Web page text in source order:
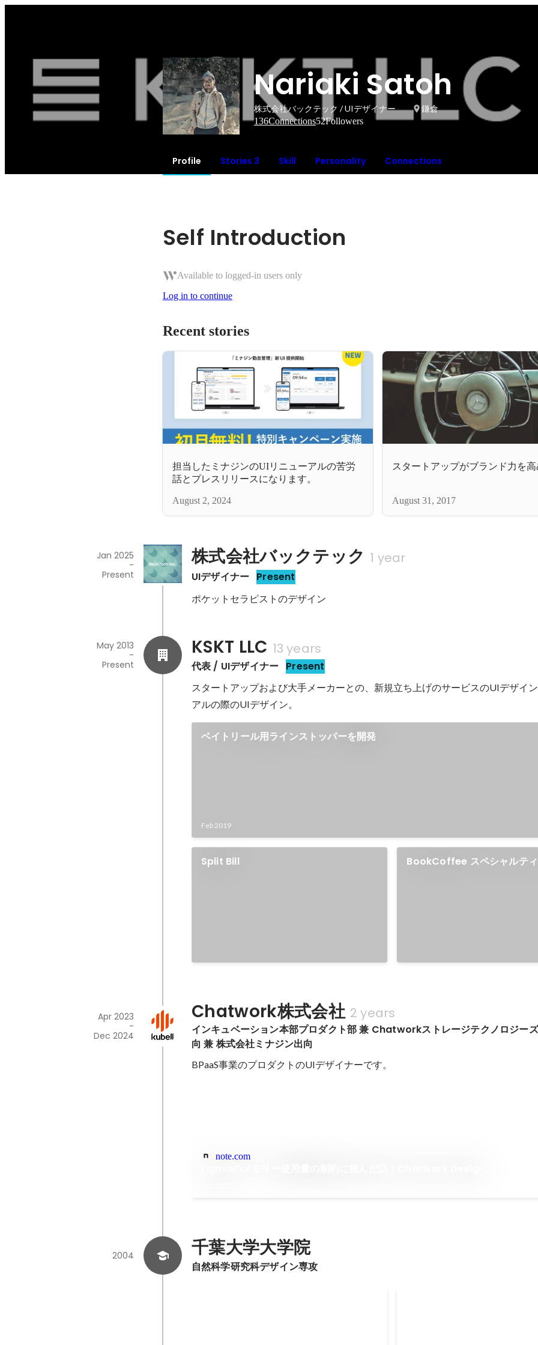
Nariaki Satoh
株式会社バックテック / UIデザイナー
鎌倉
136Connections52Followers
Profile Stories 3 Skill Personality Connections
Self Introduction
Available to logged-in users only
Log in to continue
Recent stories
担当したミナジンのUIリニューアルの苦労
話とプレスリリースになります。
August 2, 2024
スタートアップがブランド力を
August 31, 2017
株式会社バックテック 1 year
UIデザイナー Present
Jan 2025
-
Present
ポケットセラピストのデザイン
KSKT LLC 13 years
代表 / UIデザイナー Present
May 2013
-
Present
スタートアップおよび大手メーカーとの、新規立ち上げのサービスのUIデザイ
アルの際のUIデザイン。
ベイトリール用ラインストッパーを開発
Feb 2019
Split Bill
BookCoffee スペシャルテ
Chatwork株式会社 2 years
インキュベーション本部プロダクト部 兼 Chatworkストレージテクノロジー
向 兼 株式会社ミナジン出向
Apr 2023
-
Dec 2024
BPaaS事業のプロダクトのUIデザイナーです。
note.com
千葉大学大学院
自然科学研究科デザイン専攻
2004